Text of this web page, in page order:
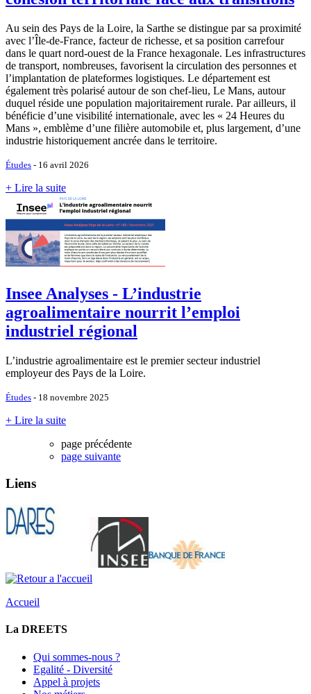
Au sein des Pays de la Loire, la Sarthe se distingue par sa proximité
avec l’Île-de-France, facteur de richesse, et sa position carrefour
dans le quart nord-ouest de la France hexagonale. Les infrastructures
de transport, nombreuses, favorisent la circulation des personnes et
l’implantation de plateformes logistiques. Le département est
également très polarisé autour de son chef-lieu, Le Mans, autour
duquel réside une population majoritairement rurale. Par ailleurs, il
bénéficie d’une visibilité internationale, avec les « 24 Heures du
Mans », emblème d’une filière automobile et, plus largement, d’une
industrie historiquement ancrée dans le territoire.
Études - 16 avril 2026
+ Lire la suite
Insee Analyses - L’industrie
agroalimentaire nourrit l’emploi
industriel régional
L’industrie agroalimentaire est le premier secteur industriel
employeur des Pays de la Loire.
Études - 18 novembre 2025
+ Lire la suite
page précédente
page suivante
Liens
Accueil
La DREETS
Qui sommes-nous ?
Egalité - Diversité
Appel à projets